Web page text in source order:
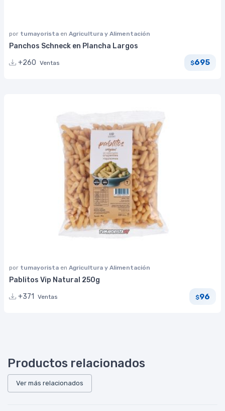
por tumayorista en Agricultura y Alimentación
Panchos Schneck en Plancha Largos
+260 Ventas $695
por tumayorista en Agricultura y Alimentación
Pablitos Vip Natural 250g
+371
Ventas $96
Productos relacionados
Ver más relacionados